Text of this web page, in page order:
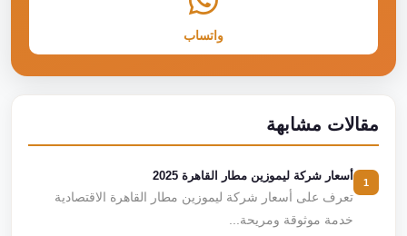
واتساب
مقالات مشابهة
أسعار شركة ليموزين مطار القاهرة 2025
تعرف على أسعار شركة ليموزين مطار القاهرة الاقتصادية
خدمة موثوقة ومريحة...